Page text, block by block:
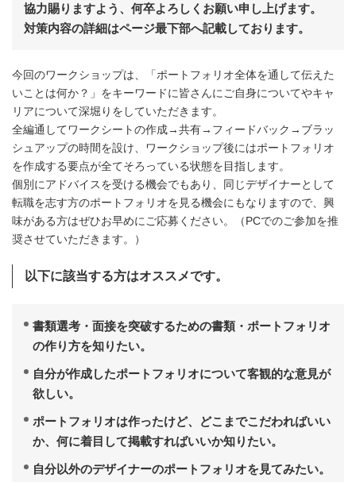
協力賜りますよう、何卒よろしくお願い申し上げます。
対策内容の詳細はページ最下部へ記載しております。
今回のワークショップは、「ポートフォリオ全体を通して伝えた
いことは何か？」をキーワードに皆さんにご自身についてやキャ
リアについて深堀りをしていただきます。
全編通してワークシートの作成→共有→フィードバック→ブラッ
シュアップの時間を設け、ワークショップ後にはポートフォリオ
を作成する要点が全てそろっている状態を目指します。
個別にアドバイスを受ける機会でもあり、同じデザイナーとして
転職を志す方のポートフォリオを見る機会にもなりますので、興
味がある方はぜひお早めにご応募ください。（PCでのご参加を推
奨させていただきます。）
以下に該当する方はオススメです。
書類選考・面接を突破するための書類・ポートフォリオ
の作り方を知りたい。
自分が作成したポートフォリオについて客観的な意見が
欲しい。
ポートフォリオは作ったけど、どこまでこだわればいい
か、何に着目して掲載すればいいか知りたい。
自分以外のデザイナーのポートフォリオを見てみたい。